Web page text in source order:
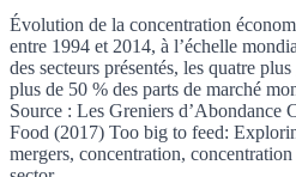
Évolution de la concentration
entre 1994 et 2014, à l’échelle
des secteurs présentés, les quatre
plus de 50 % des parts de marché
Source : Les Greniers d’Abondance
Food (2017) Too big to feed:
mergers, concentration,